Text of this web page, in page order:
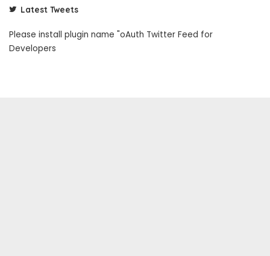
Latest Tweets
Please install plugin name "oAuth Twitter Feed for
Developers